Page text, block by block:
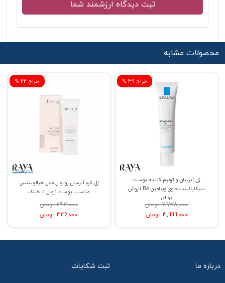
محصولات مشابه
% حراج 22
ژل کرم آبرسان رویوال مدل هیالوسنس
مناسب پوست نرمال تا خشک
444,000 تومان
346,000 تومان
% حراج 49
ژل آبرسان و ترمیم کننده پوست
سیکاپلاست حاوی ویتامین B5 لاروش
پوزای
7,778,000 تومان
3,999,000 تومان
درباره ما ثبت شکایات